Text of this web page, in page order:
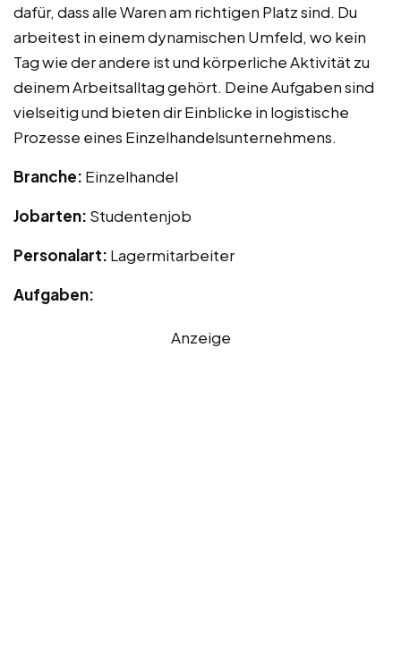
dafür, dass alle Waren am richtigen Platz sind. Du
arbeitest in einem dynamischen Umfeld, wo kein
Tag wie der andere ist und körperliche Aktivität zu
deinem Arbeitsalltag gehört. Deine Aufgaben sind
vielseitig und bieten dir Einblicke in logistische
Prozesse eines Einzelhandelsunternehmens.
Branche: Einzelhandel
Jobarten: Studentenjob
Personalart: Lagermitarbeiter
Aufgaben:
Anzeige